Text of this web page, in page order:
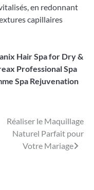
en redonnant
capillaires
Hair Spa for Dry &
Professional Spa
Spa Rejuvenation
Réaliser le Maquillage
Naturel Parfait pour
Votre Mariage